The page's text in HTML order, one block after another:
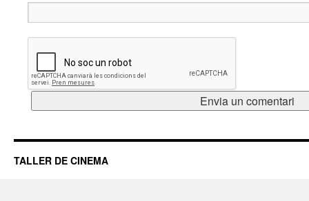
TALLER DE CINEMA